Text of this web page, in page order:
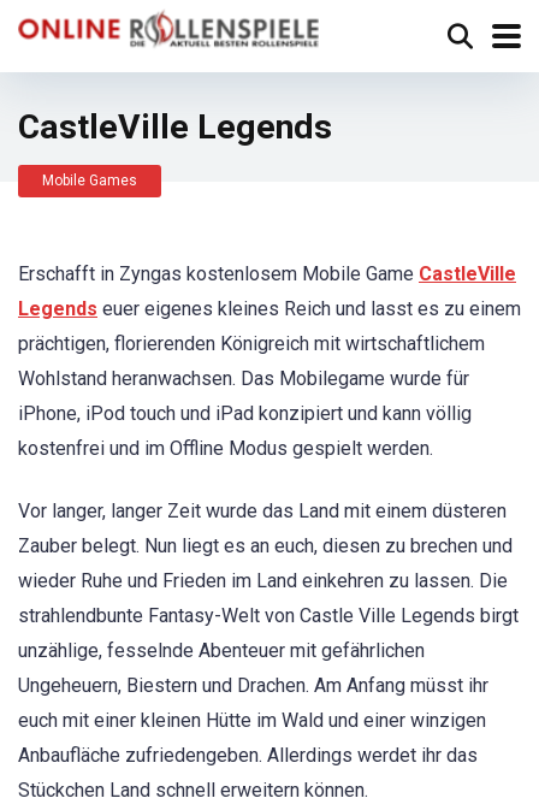
CastleVille Legends
Mobile Games
Erschafft in Zyngas kostenlosem Mobile Game CastleVille
Legends euer eigenes kleines Reich und lasst es zu einem
prächtigen, florierenden Königreich mit wirtschaftlichem
Wohlstand heranwachsen. Das Mobilegame wurde für
iPhone, iPod touch und iPad konzipiert und kann völlig
kostenfrei und im Offline Modus gespielt werden.
Vor langer, langer Zeit wurde das Land mit einem düsteren
Zauber belegt. Nun liegt es an euch, diesen zu brechen und
wieder Ruhe und Frieden im Land einkehren zu lassen. Die
strahlendbunte Fantasy-Welt von Castle Ville Legends birgt
unzählige, fesselnde Abenteuer mit gefährlichen
Ungeheuern, Biestern und Drachen. Am Anfang müsst ihr
euch mit einer kleinen Hütte im Wald und einer winzigen
Anbaufläche zufriedengeben. Allerdings werdet ihr das
Stückchen Land schnell erweitern können.